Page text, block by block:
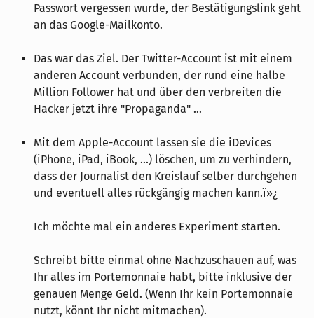
Passwort vergessen wurde, der Bestätigungslink geht
an das Google-Mailkonto.
Das war das Ziel. Der Twitter-Account ist mit einem
anderen Account verbunden, der rund eine halbe
Million Follower hat und über den verbreiten die
Hacker jetzt ihre "Propaganda" ...
Mit dem Apple-Account lassen sie die iDevices
(iPhone, iPad, iBook, ...) löschen, um zu verhindern,
dass der Journalist den Kreislauf selber durchgehen
und eventuell alles rückgängig machen kann.ï»¿
Ich möchte mal ein anderes Experiment starten.
Schreibt bitte einmal ohne Nachzuschauen auf, was
Ihr alles im Portemonnaie habt, bitte inklusive der
genauen Menge Geld. (Wenn Ihr kein Portemonnaie
nutzt, könnt Ihr nicht mitmachen).